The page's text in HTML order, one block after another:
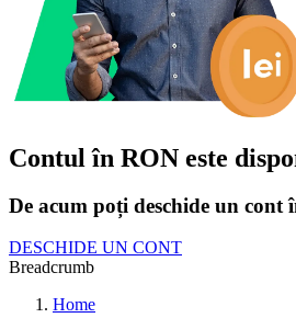
Contul în RON este
De acum poți deschide un cont
DESCHIDE UN CONT
Breadcrumb
Home